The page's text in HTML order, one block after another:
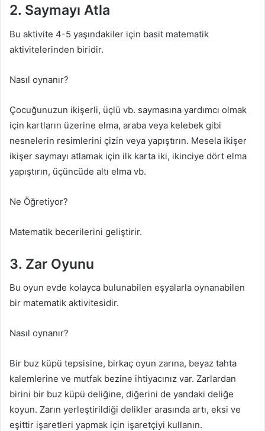
2. Saymayı Atla
Bu aktivite 4-5 yaşındakiler için basit matematik
aktivitelerinden biridir.
Nasıl oynanır?
Çocuğunuzun ikişerli, üçlü vb. saymasına yardımcı olmak
için kartların üzerine elma, araba veya kelebek gibi
nesnelerin resimlerini çizin veya yapıştırın. Mesela ikişer
ikişer saymayı atlamak için ilk karta iki, ikinciye dört elma
yapıştırın, üçüncüde altı elma vb.
Ne Öğretiyor?
Matematik becerilerini geliştirir.
3. Zar Oyunu
Bu oyun evde kolayca bulunabilen eşyalarla oynanabilen
bir matematik aktivitesidir.
Nasıl oynanır?
Bir buz küpü tepsisine, birkaç oyun zarına, beyaz tahta
kalemlerine ve mutfak bezine ihtiyacınız var. Zarlardan
birini bir buz küpü deliğine, diğerini de yandaki deliğe
koyun. Zarın yerleştirildiği delikler arasında artı, eksi ve
eşittir işaretleri yapmak için işaretçiyi kullanın.